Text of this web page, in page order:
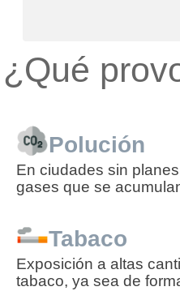
¿Qué
Polución
En ciudades sin
gases que se
Tabaco
Exposición a altas
tabaco, ya sea de